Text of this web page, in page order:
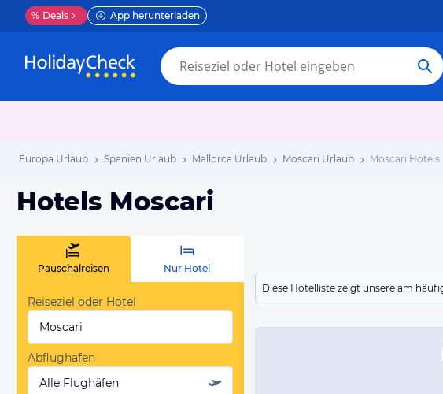
% Deals App herunterladen
Europa Urlaub Spanien Urlaub Mallorca Urlaub Moscari Urlaub Moscari Hotels
Hotels Moscari
Diese Hotelliste zeigt unsere am
Pauschalreisen Nur Hotel
Reiseziel oder Hotel
Moscari
Abflughafen
Alle Flughäfen